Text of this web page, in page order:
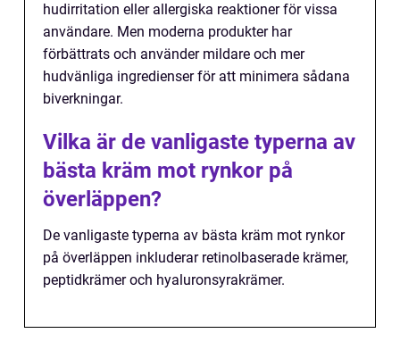
hudirritation eller allergiska reaktioner för vissa
användare. Men moderna produkter har
förbättrats och använder mildare och mer
hudvänliga ingredienser för att minimera sådana
biverkningar.
Vilka är de vanligaste typerna av
bästa kräm mot rynkor på
överläppen?
De vanligaste typerna av bästa kräm mot rynkor
på överläppen inkluderar retinolbaserade krämer,
peptidkrämer och hyaluronsyrakrämer.